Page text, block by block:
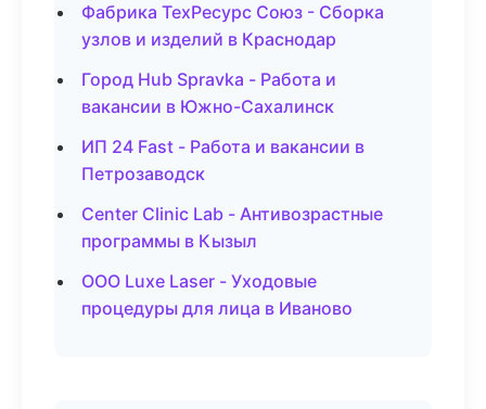
Фабрика ТехРесурс Союз - Сборка
узлов и изделий в Краснодар
Город Hub Spravka - Работа и
вакансии в Южно-Сахалинск
ИП 24 Fast - Работа и вакансии в
Петрозаводск
Center Clinic Lab - Антивозрастные
программы в Кызыл
ООО Luxe Laser - Уходовые
процедуры для лица в Иваново